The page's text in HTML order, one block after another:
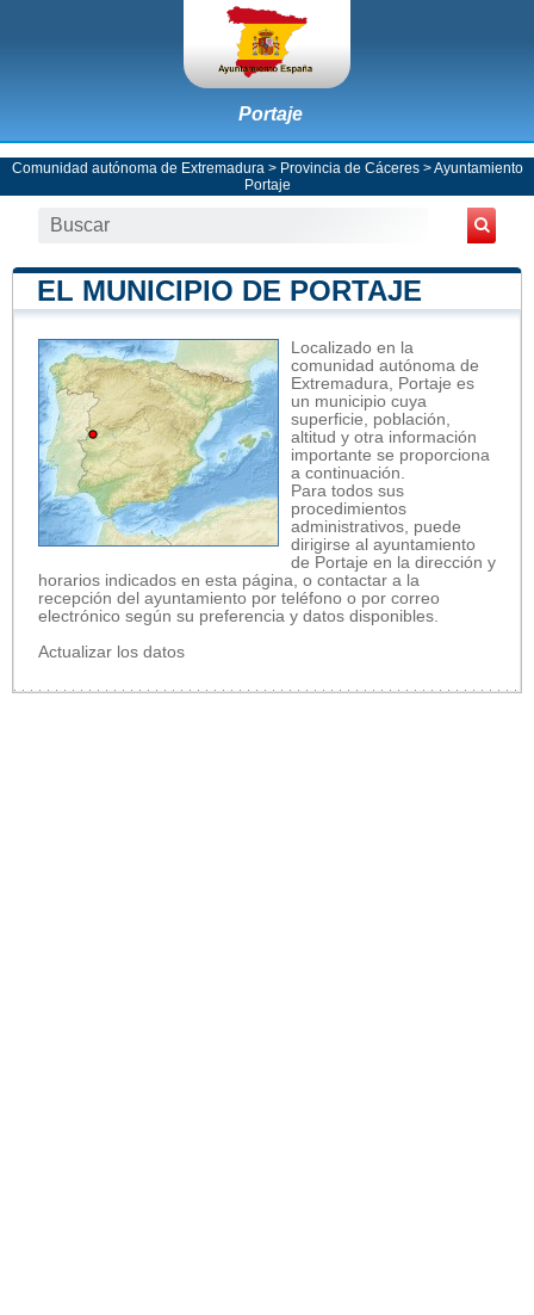
Portaje
Comunidad autónoma de Extremadura > Provincia de Cáceres>Ayuntamiento
Portaje
EL MUNICIPIO DE PORTAJE
Localizado en la
comunidad autónoma de
Extremadura, Portaje es
un municipio cuya
superficie, población,
altitud y otra información
importante se proporciona
a continuación.
Para todos sus
procedimientos
administrativos, puede
dirigirse al ayuntamiento
de Portaje en la dirección y
horarios indicados en esta página, o contactar a la
recepción del ayuntamiento por teléfono o por correo
electrónico según su preferencia y datos disponibles.
Actualizar los datos